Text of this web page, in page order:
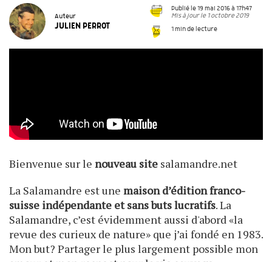
Auteur
JULIEN PERROT
Publié le 19 mai 2016 à 17h47
Mis à jour le 1 octobre 2019
1 min de lecture
Bienvenue sur le nouveau site salamandre.net
La Salamandre est une maison d’édition franco-
suisse indépendante et sans buts lucratifs. La
Salamandre, c’est évidemment aussi d'abord «la
revue des curieux de nature» que j’ai fondé en 1983.
Mon but? Partager le plus largement possible mon